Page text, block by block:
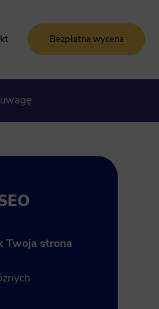
Bezpłatna wycena
Twoja strona